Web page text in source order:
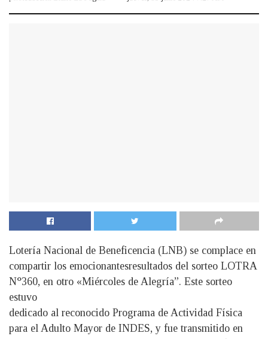
Lotería Nacional de Beneficencia (LNB) se complace en
compartir los emocionantesresultados del sorteo LOTRA
N°360, en otro «Miércoles de Alegría”. Este sorteo
estuvo
dedicado al reconocido Programa de Actividad Física
para el Adulto Mayor de INDES, y fue transmitido en